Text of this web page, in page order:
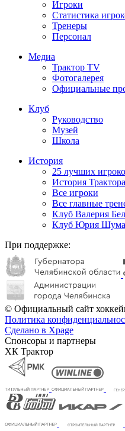
Игроки
Статистика
Тренеры
Персонал
Медиа
Трактор TV
Фотогалерея
Официальные
Клуб
Руководство
Музей
Школа
История
25 лучших
История Трактора
Все игроки
Все главные
Клуб Валерия
Клуб Юрия
При поддержке:
© Официальный сайт
Политика
Сделано в Xpage
Спонсоры и партнеры
ХК Трактор